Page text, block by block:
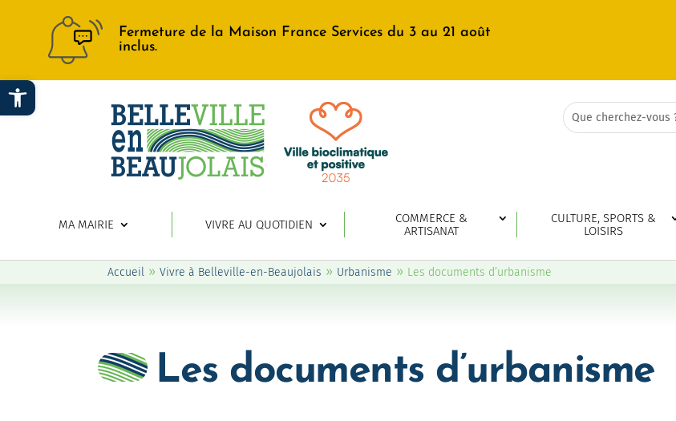
Ouvrir la barre d’outils
Fermeture de la Maison France Services du 3 au 21 août
inclus.
Rechercher:
Search
for...
MA MAIRIE VIVRE AU QUOTIDIEN
COMMERCE &
ARTISANAT
CULTURE, SPORTS &
LOISIRS
Accueil »Vivre à Belleville-en-Beaujolais » Urbanisme » Les documents d’urbanisme
Les documents d’urbanisme